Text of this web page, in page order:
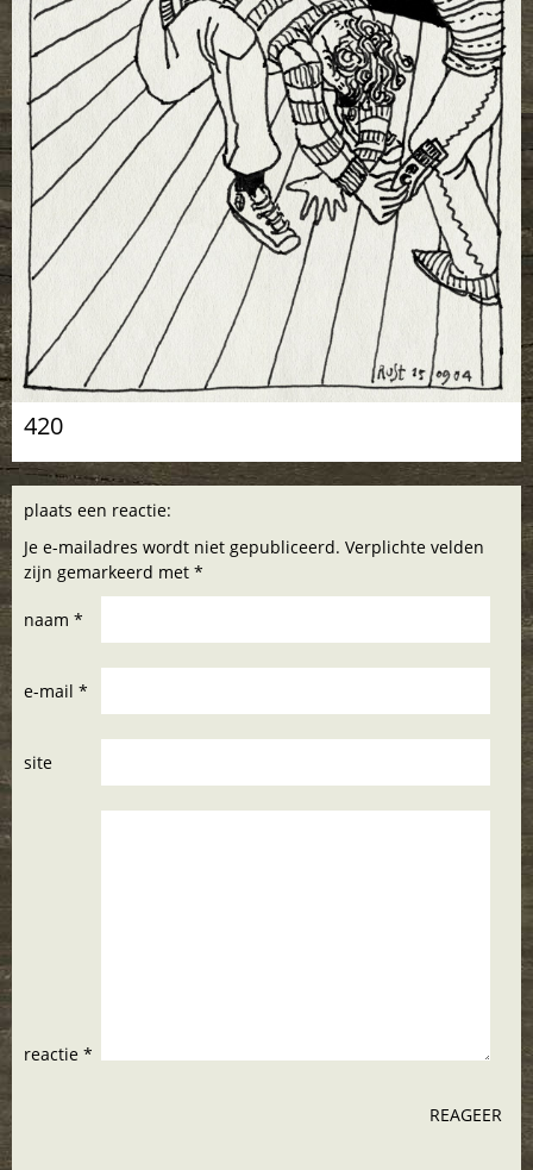
420
plaats een reactie:
Je e-mailadres wordt niet gepubliceerd. Verplichte velden
zijn gemarkeerd met *
naam *
e-mail *
site
reactie *
REAGEER